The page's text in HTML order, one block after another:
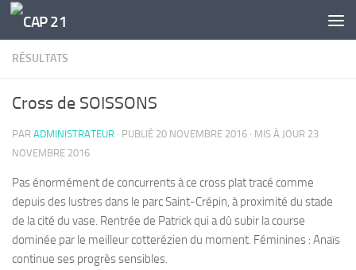
Skip to content
RÉSULTATS
Cross de SOISSONS
PAR ADMINISTRATEUR · PUBLIÉ 20 NOVEMBRE 2016 · MIS À JOUR 23
NOVEMBRE 2016
Pas énormément de concurrents à ce cross plat tracé comme
depuis des lustres dans le parc Saint-Crépin, à proximité du stade
de la cité du vase. Rentrée de Patrick qui a dû subir la course
dominée par le meilleur cotterézien du moment. Féminines : Anaïs
continue ses progrès sensibles.